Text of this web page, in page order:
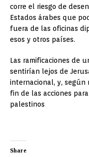
corre el riesgo de
Estados árabes que
fuera de las oficinas
esos y otros países.
Las ramificaciones de
sentirían lejos de
internacional, y, según
fin de las acciones
palestinos
Share